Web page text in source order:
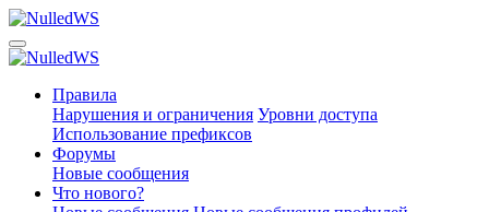
Правила
Нарушения и ограничения Уровни доступа
Использование префиксов
Форумы
Новые сообщения
Что нового?